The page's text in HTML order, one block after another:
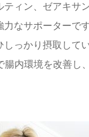
ィン、ゼアキサ
なサポーターで
っかり摂取して
内環境を改善し